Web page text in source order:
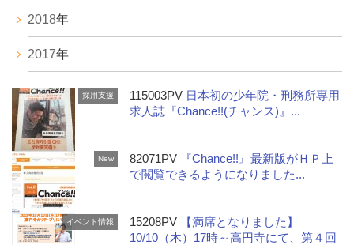
2018年
2017年
採用支援 115003PV 日本初の少年院・刑務所専用
求人誌『Chance!!(チャンス)』...
New 82071PV
『Chance!!』最新版がＨＰ上
で閲覧できるようになりました...
イベント情報 15208PV
【満席となりました】
10/10（木）17時～高円寺にて、第４回